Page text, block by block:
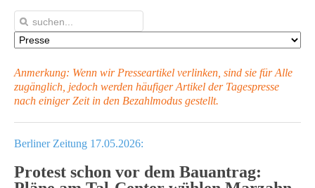
Anmerkung: Wenn wir Presseartikel verlinken, sind sie für Alle
zugänglich, jedoch werden häufiger Artikel der Tagespresse
nach einiger Zeit in den Bezahlmodus gestellt.
Berliner Zeitung 17.05.2026:
Protest schon vor dem Bauantrag: